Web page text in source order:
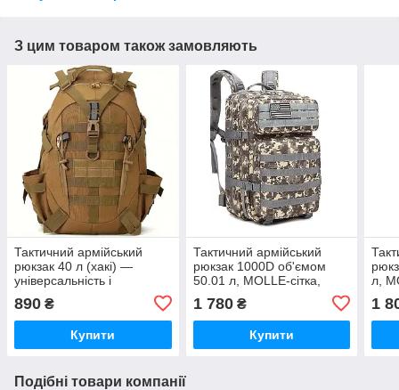
З цим товаром також замовляють
Тактичний армійський
рюкзак 40 л (хакі) —
універсальність і
890 ₴
Купити
Тактичний армійський
рюкзак 1000D об'ємом
50.01 л, MOLLE-сітка,
ремені Камуфляж
1 780₴
Купити
л,
1
Подібні товари компанії